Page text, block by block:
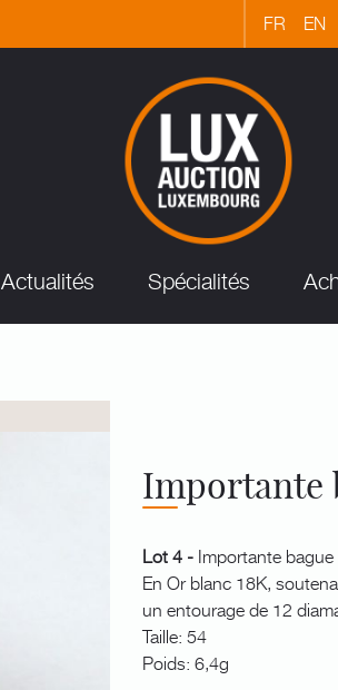
FR EN
Actualités Spécialités
Importante
Lot 4 - Importante
En Or blanc 18K,
un entourage de 12
Taille: 54
Poids: 6,4g